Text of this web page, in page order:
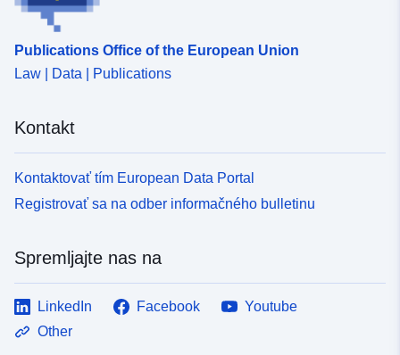
Publications Office of the European Union
Law | Data | Publications
Kontakt
Kontaktovať tím European Data Portal
Registrovať sa na odber informačného bulletinu
Spremljajte nas na
LinkedIn Facebook
Youtube
Other